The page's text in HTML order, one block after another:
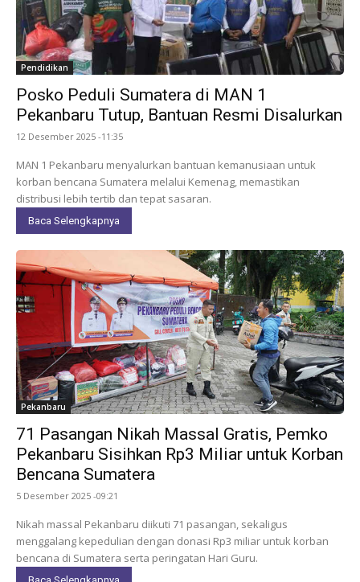
Pendidikan
Posko Peduli Sumatera di MAN 1
Pekanbaru Tutup, Bantuan Resmi Disalurkan
12 Desember 2025 -11:35
MAN 1 Pekanbaru menyalurkan bantuan kemanusiaan untuk
korban bencana Sumatera melalui Kemenag, memastikan
distribusi lebih tertib dan tepat sasaran.
Baca Selengkapnya
Pekanbaru
71 Pasangan Nikah Massal Gratis, Pemko
Pekanbaru Sisihkan Rp3 Miliar untuk Korban
Bencana Sumatera
5 Desember 2025 -09:21
Nikah massal Pekanbaru diikuti 71 pasangan, sekaligus
menggalang kepedulian dengan donasi Rp3 miliar untuk korban
bencana di Sumatera serta peringatan Hari Guru.